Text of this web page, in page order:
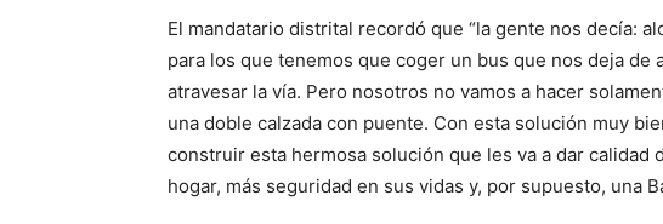
El mandatario distrital recordó que “la gente nos decía:
para los que tenemos que coger un bus que nos deja de
atravesar la vía. Pero nosotros no vamos a hacer
una doble calzada con puente. Con esta solución muy
construir esta hermosa solución que les va a dar calidad
hogar, más seguridad en sus vidas y, por supuesto, una